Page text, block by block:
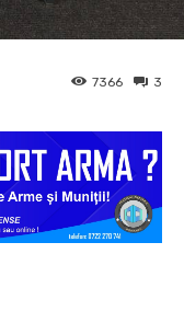
3
7366